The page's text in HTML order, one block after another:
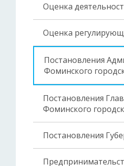
Оценка
Оценка
Постановления
Фоминского
Постановления
Фоминского
Постановления